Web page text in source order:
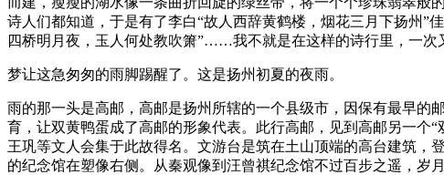
诗人们都知道，于是有了李白“故人西辞黄鹤楼，烟花三月下扬州”
四桥明月夜，玉人何处教吹箫”……我不就是在这样的诗行里，一次
梦让这急匆匆的雨脚踢醒了。这是扬州初夏的夜雨。
雨的那一头是高邮，高邮是扬州所辖的一个县级市，因保有最早的
育，让双黄鸭蛋成了高邮的形象代表。此行高邮，见到高邮另一个
王巩等文人会集于此故得名。文游台是筑在土山顶端的高台建筑
的纪念馆在塑像右侧。从秦观像到汪曾祺纪念馆不过百步之遥，